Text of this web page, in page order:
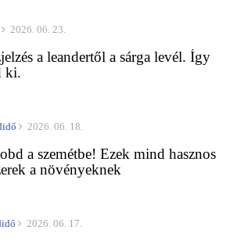
2026. 06. 23.
a leandertől a sárga levél. Így
ki.
2026. 06. 18.
a szemétbe! Ezek mind hasznos
a növényeknek
2026. 06. 17.